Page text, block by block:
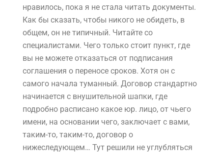
нравилось, пока я не стала читать документы.
Как бы сказать, чтобы никого не обидеть, в
общем, он не типичный. Читайте со
специалистами. Чего только стоит пункт, где
вы не можете отказаться от подписания
соглашения о переносе сроков. Хотя он с
самого начала туманный. Договор стандартно
начинается с внушительной шапки, где
подробно расписано какое юр. лицо, от чьего
имени, на основании чего, заключает с вами,
таким-то, таким-то, договор о
нижеследующем… Тут решили не углубляться